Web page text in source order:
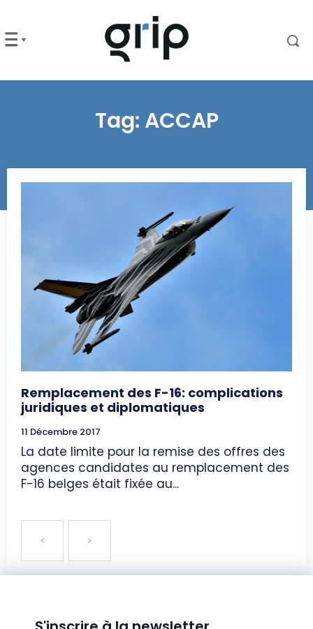
Tag: ACCAP
Remplacement des F-16: complications
juridiques et diplomatiques
11 Décembre 2017
La date limite pour la remise des offres des
agences candidates au remplacement des
F-16 belges était fixée au...